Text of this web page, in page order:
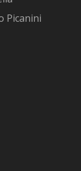
Picanini